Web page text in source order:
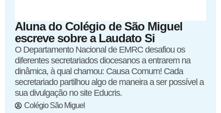
Aluna do Colégio de São Miguel
escreve sobre a Laudato Si
O Departamento Nacional de EMRC desafiou os
diferentes secretariados diocesanos a entrarem na
dinâmica, à qual chamou: Causa Comum! Cada
secretariado partilhou algo de maneira a ser possível a
sua divulgação no site Educris.
Colégio São Miguel